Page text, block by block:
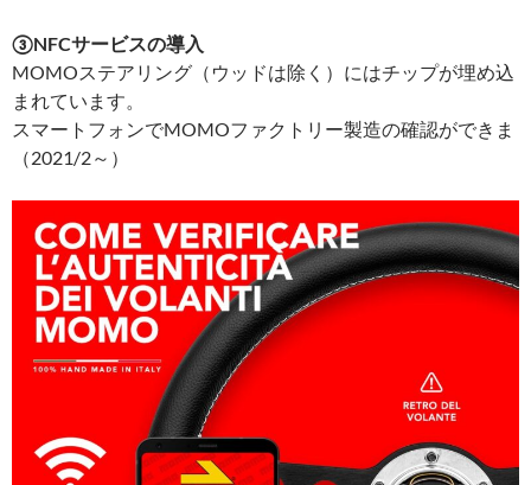
③NFCサービスの導入
MOMOステアリング（ウッドは除く）にはチップが埋め込
まれています。
スマートフォンでMOMOファクトリー製造の確認ができま
（2021/2～）